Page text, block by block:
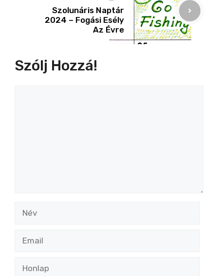
Szolunáris Naptár
2024 – Fogási Esély
Az Évre
Szólj Hozzá!